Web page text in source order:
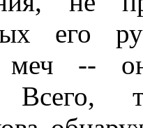
его
меч --
Всего,